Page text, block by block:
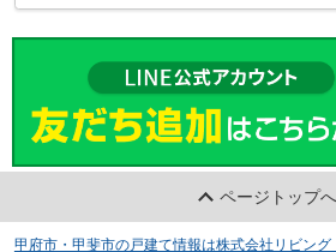
ページトップへ
甲府市・甲斐市の戸建て情報は株式会社リビング